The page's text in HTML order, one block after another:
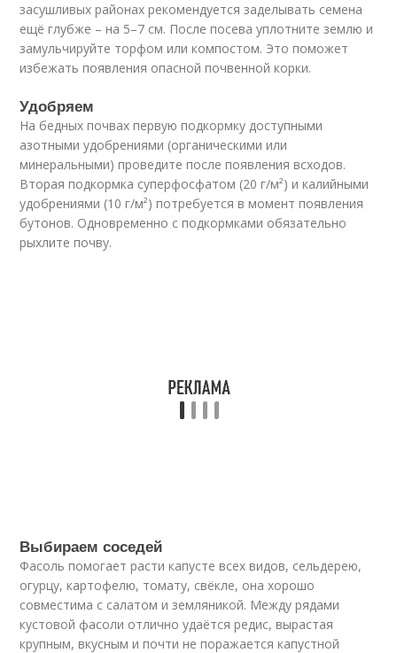
засушливых районах рекомендуется заделывать семена
ещё глубже – на 5–7 см. После посева уплотните землю и
замульчируйте торфом или компостом. Это поможет
избежать появления опасной почвенной корки.
Удобряем
На бедных почвах первую подкормку доступными
азотными удобрениями (органическими или
минеральными) проведите после появления всходов.
Вторая подкормка суперфосфатом (20 г/м²) и калийными
удобрениями (10 г/м²) потребуется в момент появления
бутонов. Одновременно с подкормками обязательно
рыхлите почву.
Выбираем соседей
Фасоль помогает расти капусте всех видов, сельдерею,
огурцу, картофелю, томату, свёкле, она хорошо
совместима с салатом и земляникой. Между рядами
кустовой фасоли отлично удаётся редис, вырастая
крупным, вкусным и почти не поражается капустной